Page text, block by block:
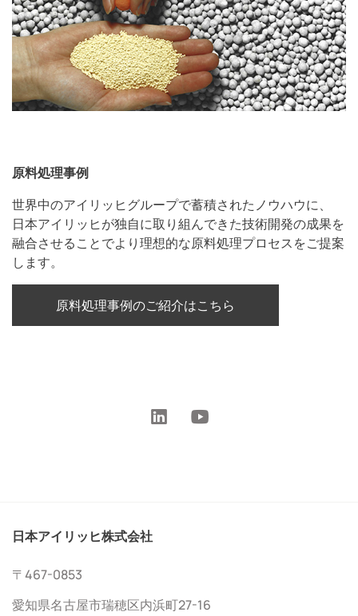
原料処理事例
世界中のアイリッヒグループで蓄積されたノウハウに、
日本アイリッヒが独自に取り組んできた技術開発の成果を
融合させることでより理想的な原料処理プロセスをご提案
します。
原料処理事例のご紹介はこちら
日本アイリッヒ株式会社
〒467-0853
愛知県名古屋市瑞穂区内浜町27-16